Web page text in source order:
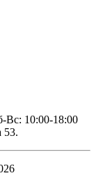
Вс: 10:00-18:00
53.